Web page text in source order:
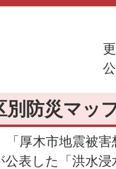
別防災マッ
「厚木市地震被
公表した「洪水